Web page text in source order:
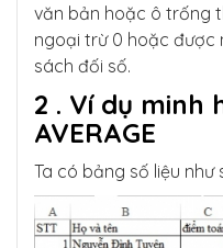
văn bản hoặc ô trống
ngoại trừ 0 hoặc được
sách đối số.
2 . Ví dụ minh
AVERAGE
Ta có bảng số liệu như